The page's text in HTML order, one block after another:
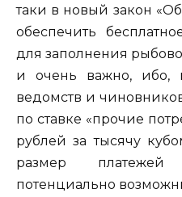
таки в новый закон
обеспечить
для заполнения
и очень важно, ибо,
ведомств и
по ставке «прочие
рублей за тысячу
размер
потенциально